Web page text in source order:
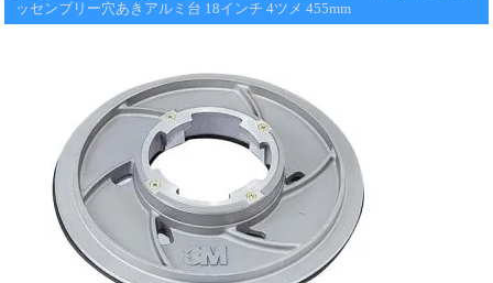
ッセンブリー穴あきアルミ台 18インチ 4ツメ 455mm